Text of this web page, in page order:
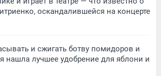
оскандалившейся на концерте
и сжигать ботву помидоров и
нашла лучшее удобрение для яблони и